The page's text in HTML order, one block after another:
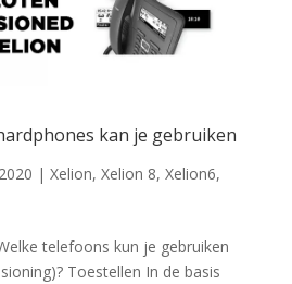
kan je gebruiken
| Xelion, Xelion 8, Xelion6,
telefoons kun je gebruiken
Toestellen In de basis